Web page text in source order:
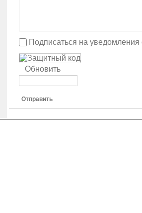
Подписаться на
Обновить
Отправить